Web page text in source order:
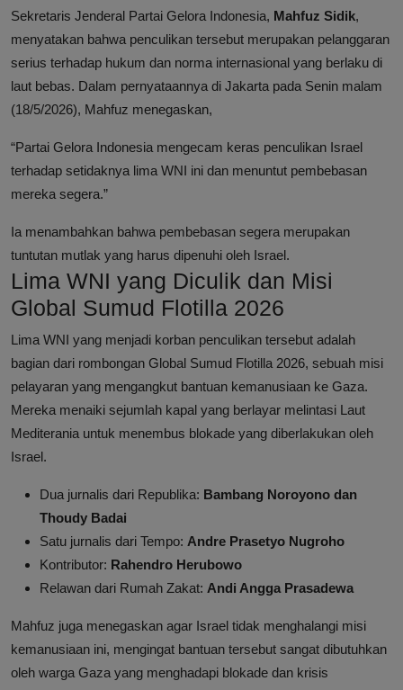
Sekretaris Jenderal Partai Gelora Indonesia, Mahfuz Sidik,
menyatakan bahwa penculikan tersebut merupakan pelanggaran
serius terhadap hukum dan norma internasional yang berlaku di
laut bebas. Dalam pernyataannya di Jakarta pada Senin malam
(18/5/2026), Mahfuz menegaskan,
“Partai Gelora Indonesia mengecam keras penculikan Israel
terhadap setidaknya lima WNI ini dan menuntut pembebasan
mereka segera.”
Ia menambahkan bahwa pembebasan segera merupakan
tuntutan mutlak yang harus dipenuhi oleh Israel.
Lima WNI yang Diculik dan Misi
Global Sumud Flotilla 2026
Lima WNI yang menjadi korban penculikan tersebut adalah
bagian dari rombongan Global Sumud Flotilla 2026, sebuah misi
pelayaran yang mengangkut bantuan kemanusiaan ke Gaza.
Mereka menaiki sejumlah kapal yang berlayar melintasi Laut
Mediterania untuk menembus blokade yang diberlakukan oleh
Israel.
Dua jurnalis dari Republika: Bambang Noroyono dan
Thoudy Badai
Satu jurnalis dari Tempo: Andre Prasetyo Nugroho
Kontributor: Rahendro Herubowo
Relawan dari Rumah Zakat: Andi Angga Prasadewa
Mahfuz juga menegaskan agar Israel tidak menghalangi misi
kemanusiaan ini, mengingat bantuan tersebut sangat dibutuhkan
oleh warga Gaza yang menghadapi blokade dan krisis